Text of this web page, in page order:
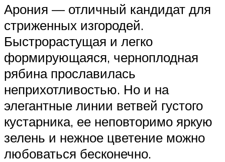
Арония — отличный кандидат для
стриженных изгородей.
Быстрорастущая и легко
формирующаяся, черноплодная
рябина прославилась
неприхотливостью. Но и на
элегантные линии ветвей густого
кустарника, ее неповторимо яркую
зелень и нежное цветение можно
любоваться бесконечно.